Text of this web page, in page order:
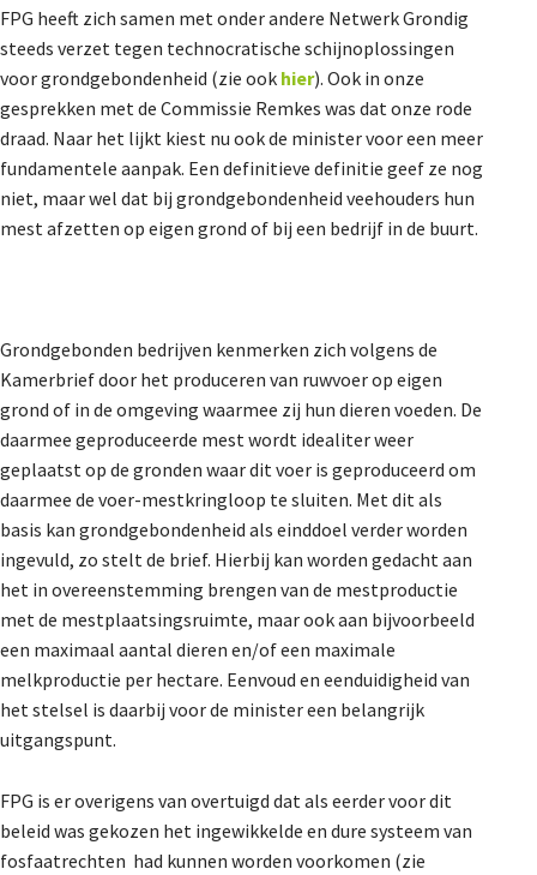
FPG heeft zich samen met onder andere Netwerk Grondig
steeds verzet tegen technocratische schijnoplossingen
voor grondgebondenheid (zie ook hier). Ook in onze
gesprekken met de Commissie Remkes was dat onze rode
draad. Naar het lijkt kiest nu ook de minister voor een meer
fundamentele aanpak. Een definitieve definitie geef ze nog
niet, maar wel dat bij grondgebondenheid veehouders hun
mest afzetten op eigen grond of bij een bedrijf in de buurt.
Grondgebonden bedrijven kenmerken zich volgens de
Kamerbrief door het produceren van ruwvoer op eigen
grond of in de omgeving waarmee zij hun dieren voeden. De
daarmee geproduceerde mest wordt idealiter weer
geplaatst op de gronden waar dit voer is geproduceerd om
daarmee de voer-mestkringloop te sluiten. Met dit als
basis kan grondgebondenheid als einddoel verder worden
ingevuld, zo stelt de brief. Hierbij kan worden gedacht aan
het in overeenstemming brengen van de mestproductie
met de mestplaatsingsruimte, maar ook aan bijvoorbeeld
een maximaal aantal dieren en/of een maximale
melkproductie per hectare. Eenvoud en eenduidigheid van
het stelsel is daarbij voor de minister een belangrijk
uitgangspunt.
FPG is er overigens van overtuigd dat als eerder voor dit
beleid was gekozen het ingewikkelde en dure systeem van
fosfaatrechten had kunnen worden voorkomen (zie